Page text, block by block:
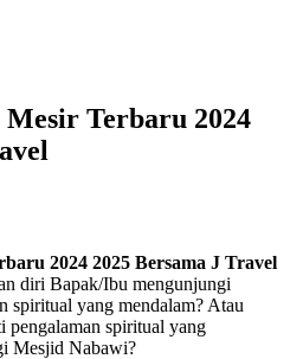
Terbaru 2024
2024 2025 Bersama J Travel
diri Bapak/Ibu mengunjungi
spiritual yang mendalam? Atau
spiritual yang
Mesjid Nabawi?